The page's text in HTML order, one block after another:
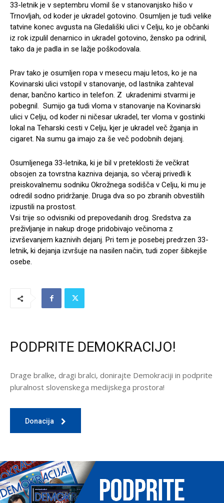
33-letnik je v septembru vlomil še v stanovanjsko hišo v
Trnovljah, od koder je ukradel gotovino. Osumljen je tudi velike
tatvine konec avgusta na Gledališki ulici v Celju, ko je občanki
iz rok izpulil denarnico in ukradel gotovino, žensko pa odrinil,
tako da je padla in se lažje poškodovala.
Prav tako je osumljen ropa v mesecu maju letos, ko je na
Kovinarski ulici vstopil v stanovanje, od lastnika zahteval
denar, bančno kartico in telefon. Z ukradenimi stvarmi je
pobegnil. Sumijo ga tudi vloma v stanovanje na Kovinarski
ulici v Celju, od koder ni ničesar ukradel, ter vloma v gostinki
lokal na Teharski cesti v Celju, kjer je ukradel več žganja in
cigaret. Na sumu ga imajo za še več podobnih dejanj.
Osumljenega 33-letnika, ki je bil v preteklosti že večkrat
obsojen za tovrstna kazniva dejanja, so včeraj privedli k
preiskovalnemu sodniku Okrožnega sodišča v Celju, ki mu je
odredil sodno pridržanje. Druga dva so po zbranih obvestilih
izpustili na prostost.
Vsi trije so odvisniki od prepovedanih drog. Sredstva za
preživljanje in nakup droge pridobivajo večinoma z
izvrševanjem kaznivih dejanj. Pri tem je posebej predrzen 33-
letnik, ki dejanja izvršuje na nasilen način, tudi zoper šibkejše
osebe.
PODPRITE DEMOKRACIJO!
Drage bralke, dragi bralci, donirajte Demokraciji in podprite
pluralnost slovenskega medijskega prostora!
Donacija